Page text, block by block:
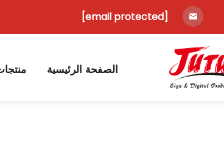
[email protected]
الصفحة الرئيسية